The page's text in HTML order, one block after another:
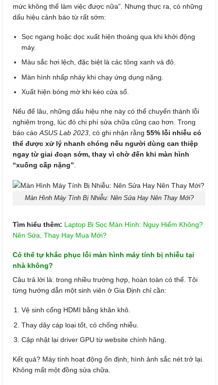
mức không thể làm việc được nữa”. Nhưng thực ra, có những
dấu hiệu cảnh báo từ rất sớm:
Sọc ngang hoặc dọc xuất hiện thoáng qua khi khởi động
máy.
Màu sắc hơi lệch, đặc biệt là các tông xanh và đỏ.
Màn hình nhấp nháy khi chạy ứng dụng nặng.
Xuất hiện bóng mờ khi kéo cửa sổ.
Nếu để lâu, những dấu hiệu nhẹ này có thể chuyển thành lỗi
nghiêm trọng, lúc đó chi phí sửa chữa cũng cao hơn. Trong
báo cáoASUS Lab 2023, có ghi nhận rằng 55% lỗi nhiễu có
thể được xử lý nhanh chóng nếu người dùng can thiệp
ngay từ giai đoạn sớm, thay vì chờ đến khi màn hình
“xuống cấp nặng”.
Màn Hình Máy Tính Bị Nhiễu: Nên Sửa Hay Nên Thay Mới?
Tìm hiểu thêm: Laptop Bị Sọc Màn Hình: Nguy Hiểm Không?
Nên Sửa, Thay Hay Mua Mới?
Có thể tự khắc phục lỗi màn hình máy tính bị nhiễu tại
nhà không?
Câu trả lời là: trong nhiều trường hợp, hoàn toàn có thể. Tôi
từng hướng dẫn một sinh viên ở Gia Định chỉ cần:
Vệ sinh cổng HDMI bằng khăn khô.
Thay dây cáp loại tốt, có chống nhiễu.
Cập nhật lại driver GPU từ website chính hãng.
Kết quả? Máy tính hoạt động ổn định, hình ảnh sắc nét trở lại.
Không mất một đồng sửa chữa.